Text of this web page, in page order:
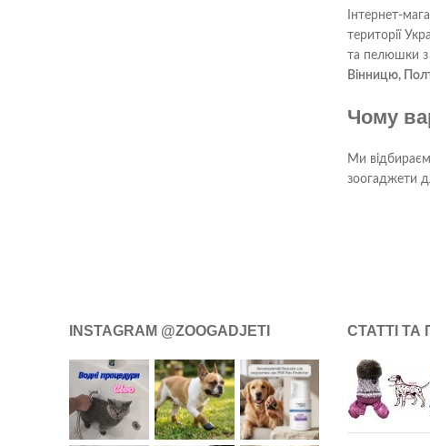
Інтернет-
території
та пелюшки
Вінницю,
Чому
Ми
зоогаджети
INSTAGRAM @ZOOGADJETI СТАТТІ ТА